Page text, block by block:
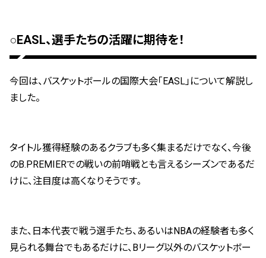
○EASL、選手たちの活躍に期待を！
今回は、バスケットボールの国際大会「EASL」について解説し
ました。
タイトル獲得経験のあるクラブも多く集まるだけでなく、今後
のB.PREMIERでの戦いの前哨戦とも言えるシーズンであるだ
けに、注目度は高くなりそうです。
また、日本代表で戦う選手たち、あるいはNBAの経験者も多く
見られる舞台でもあるだけに、Bリーグ以外のバスケットボー